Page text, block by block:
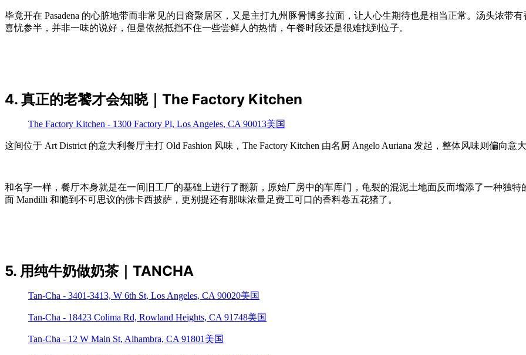
毕竟开在 Pasadena 的心脏地带而非常见的日裔聚居区，又是主打九州豚骨博多拉面，让人心生期待也是相当正常。汤头浓带
喜忧参半，并非一味的说好，但是依然抵挡不住一些尝鲜人的热情，午餐时段还是很难找到位子。
4. 真正的老饕才会知晓｜The Factory Kitchen
The Factory Kitchen - 1300 Factory Pl, Los Angeles, CA 90013美国
这间位于 Art District 的意大利餐厅主打 Old Fashion 风味，The Factory Kitchen 由名厨 Angelo Auriana 发起，整体风味则偏向意大
和名字一样，餐厅本身就是在一间旧工厂的基础上进行了翻新，原始厂房中的车库门，龟裂的混泥土地面反而增添了一种独
面 Mandilli 和脆到不可思议的佛卡西披萨，更别提还有那味浓量足费工可口的香料卷五花猪了。
5. 用纯牛奶做奶茶｜TANCHA
Tan-Cha - 3401-3413, W 6th St, Los Angeles, CA 90020美国
Tan-Cha - 18423 Colima Rd, Rowland Heights, CA 91748美国
Tan-Cha - 12 W Main St, Alhambra, CA 91801美国